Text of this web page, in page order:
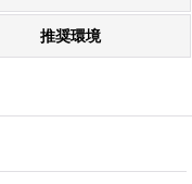
推奨環境